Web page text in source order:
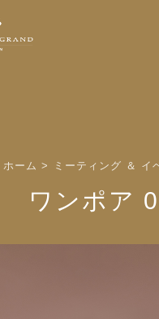
ホーム > ミーティング ＆ イ
ワンポア